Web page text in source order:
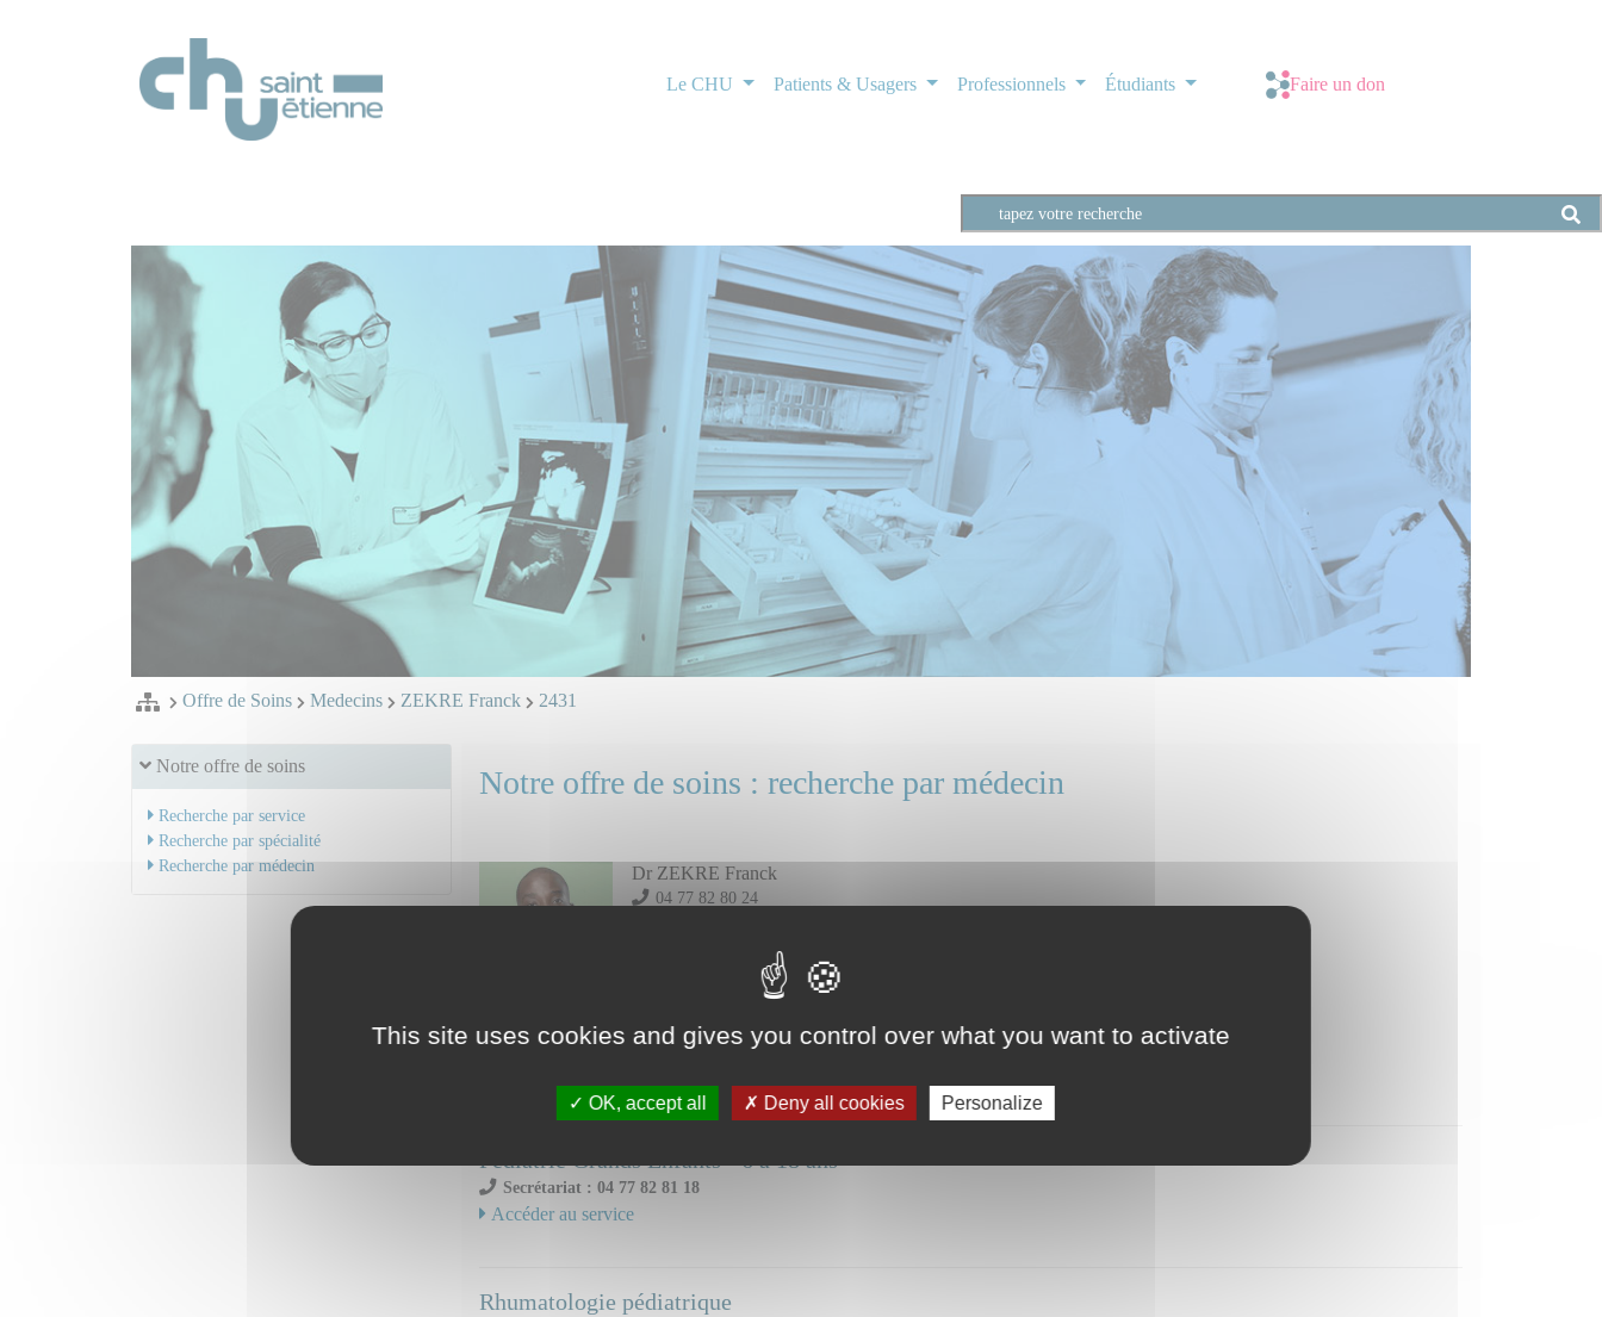
Le CHU Patients & Usagers Professionnels Étudiants Faire un don
Offre de Soins Medecins ZEKRE Franck 2431
Notre offre de soins
Recherche par service
Recherche par spécialité
Recherche par médecin
Notre offre de soins : recherche par médecin
Dr ZEKRE Franck
04 77 82 80 24
Rhumatologue pédiatre
Service(s) ou unité(s) concerné(s) :
Pédiatrie Grands Enfants - 6 à 18 ans
Secrétariat : 04 77 82 81 18
Accéder au service
Rhumatologie pédiatrique
This site uses cookies and gives you control over what you want to activate
OK, accept all Deny all cookies Personalize